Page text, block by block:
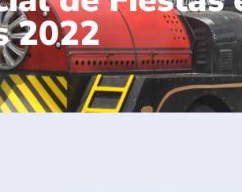
2022